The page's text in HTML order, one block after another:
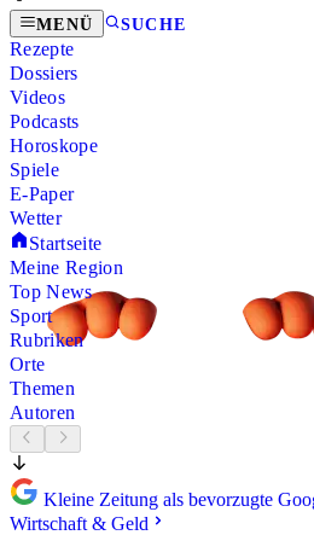
MENÜ SUCHE
Rezepte
Dossiers
Videos
Podcasts
Horoskope
Spiele
E-Paper
Wetter
Startseite
Meine Region
Top News
Sport
Rubriken
Orte
Themen
Autoren
Kleine Zeitung als bevorzugte
Wirtschaft & Geld